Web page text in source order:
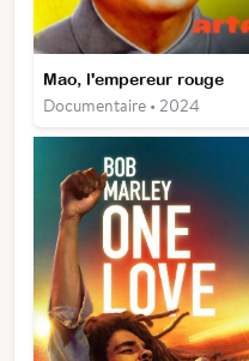
Mao, l'empereur rouge
Documentaire • 2024